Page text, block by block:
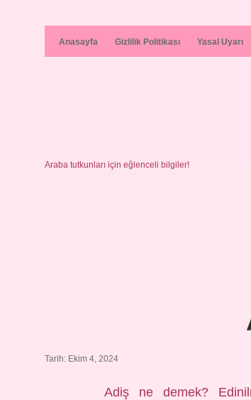
Anasayfa Gizlilik Politikası Yasal Uyarı
Araba tutkunları için eğlenceli bilgiler!
Tarih: Ekim 4, 2024
Adiş ne demek?